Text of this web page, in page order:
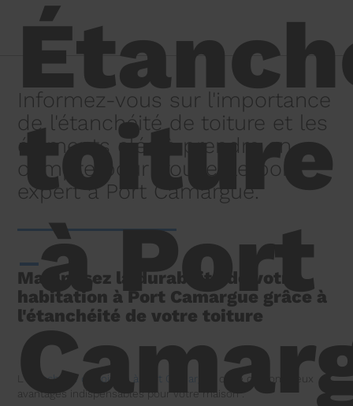
toiture
à Port
Informez-vous sur l'importance
de l'étanchéité de toiture et les
éléments clés à prendre en
compte pour trouver le bon
expert à Port Camargue.
Maximisez la durabilité de votre
habitation à Port Camargue grâce à
l'étanchéité de votre toiture
L' étanchéité de toiture à Port Camargue
offre de nombreux
avantages indispensables pour votre maison :